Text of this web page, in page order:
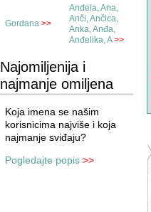
Gordana >>
Anđela, Ana,
Anči, Ančica,
Anka, Anđa,
Anđelika, A >>
Najomiljenija i
najmanje omiljena
Koja imena se našim
korisnicima najviše i koja
najmanje sviđaju?
Pogledajte popis >>